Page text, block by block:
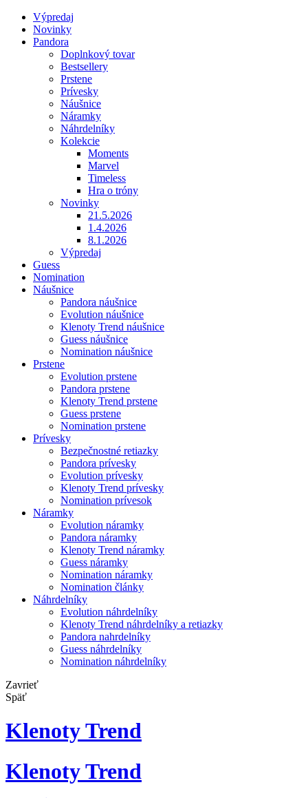
Výpredaj
Novinky
Pandora
Doplnkový tovar
Bestsellery
Prstene
Prívesky
Náušnice
Náramky
Náhrdelníky
Kolekcie
Moments
Marvel
Timeless
Hra o tróny
Novinky
21.5.2026
1.4.2026
8.1.2026
Výpredaj
Guess
Nomination
Náušnice
Pandora náušnice
Evolution náušnice
Klenoty Trend náušnice
Guess náušnice
Nomination náušnice
Prstene
Evolution prstene
Pandora prstene
Klenoty Trend prstene
Guess prstene
Nomination prstene
Prívesky
Bezpečnostné retiazky
Pandora prívesky
Evolution prívesky
Klenoty Trend prívesky
Nomination prívesok
Náramky
Evolution náramky
Pandora náramky
Klenoty Trend náramky
Guess náramky
Nomination náramky
Nomination články
Náhrdelníky
Evolution náhrdelníky
Klenoty Trend náhrdelníky a retiazky
Pandora nahrdelníky
Guess náhrdelníky
Nomination náhrdelníky
Zavrieť
Späť
Klenoty Trend
Klenoty Trend